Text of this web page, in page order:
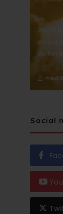
Alerte
chaud
du
Social